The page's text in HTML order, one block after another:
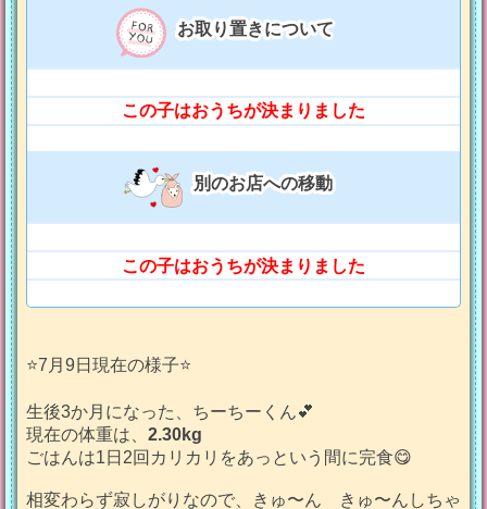
お取り置きについて
この子はおうちが決まりました
別のお店への移動
この子はおうちが決まりました
⭐️7月9日現在の様子⭐️
生後3か月になった、ちーちーくん💕
現在の体重は、 2.30kg
ごはんは1日2回カリカリをあっという間に完食😋
相変わらず寂しがりなので、きゅ〜ん きゅ〜んしちゃ